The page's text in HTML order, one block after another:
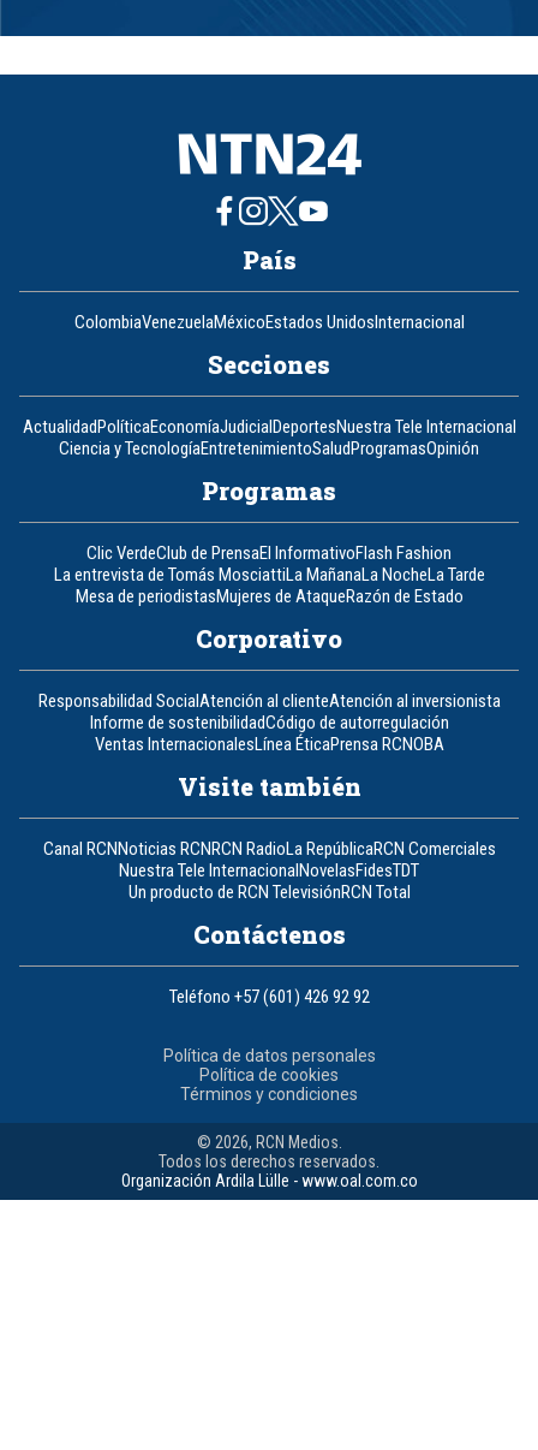
1
8
País
ColombiaVenezuelaMéxicoEstados UnidosInternacional
Secciones
ActualidadPolíticaEconomíaJudicialDeportesNuestra Tele Internacional
Ciencia y TecnologíaEntretenimientoSaludProgramasOpinión
Programas
Clic VerdeClub de PrensaEl InformativoFlash Fashion
La entrevista de Tomás MosciattiLa MañanaLa NocheLa Tarde
Mesa de periodistasMujeres de AtaqueRazón de Estado
Corporativo
Responsabilidad SocialAtención al clienteAtención al inversionista
Informe de sostenibilidadCódigo de autorregulación
Ventas InternacionalesLínea ÉticaPrensa RCNOBA
Visite también
Canal RCNNoticias RCNRCN RadioLa RepúblicaRCN Comerciales
Nuestra Tele InternacionalNovelasFidesTDT
Un producto de RCN TelevisiónRCN Total
Contáctenos
Teléfono +57 (601) 426 92 92
Política de datos personales
Política de cookies
Términos y condiciones
© 2026, RCN Medios.
Todos los derechos reservados.
Organización Ardila Lülle - www.oal.com.co